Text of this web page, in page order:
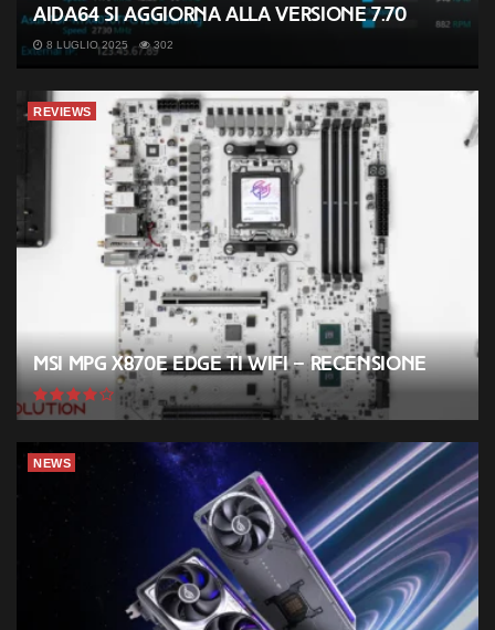
AIDA64 si aggiorna alla versione 7.70
8 LUGLIO 2025 302
REVIEWS
MSI MPG X870E EDGE TI WIFI – Recensione
NEWS